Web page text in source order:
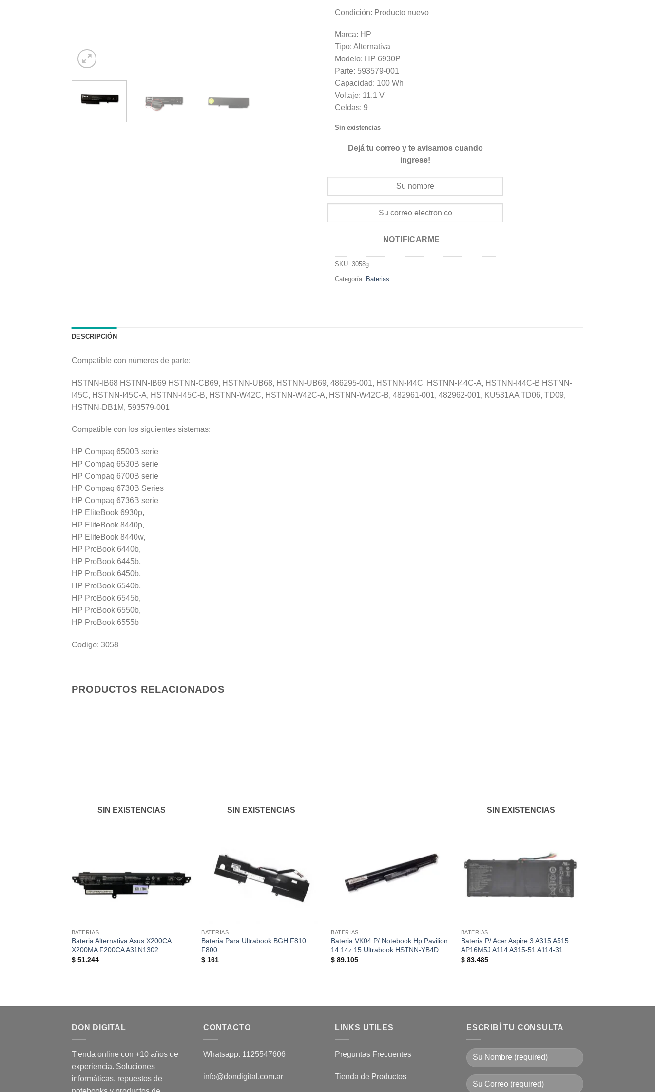
Condición: Producto nuevo
Marca: HP
Tipo: Alternativa
Modelo: HP 6930P
Parte: 593579-001
Capacidad: 100 Wh
Voltaje: 11.1 V
Celdas: 9
Sin existencias
Dejá tu correo y te avisamos cuando
ingrese!
NOTIFICARME
SKU: 3058g
Categoría: Baterias
DESCRIPCIÓN
Compatible con números de parte:
HSTNN-IB68 HSTNN-IB69 HSTNN-CB69, HSTNN-UB68, HSTNN-UB69, 486295-001, HSTNN-I44C, HSTNN-I44C-A, HSTNN-I44C-B HSTNN-
I45C, HSTNN-I45C-A, HSTNN-I45C-B, HSTNN-W42C, HSTNN-W42C-A, HSTNN-W42C-B, 482961-001, 482962-001, KU531AA TD06, TD09,
HSTNN-DB1M, 593579-001
Compatible con los siguientes sistemas:
HP Compaq 6500B serie
HP Compaq 6530B serie
HP Compaq 6700B serie
HP Compaq 6730B Series
HP Compaq 6736B serie
HP EliteBook 6930p,
HP EliteBook 8440p,
HP EliteBook 8440w,
HP ProBook 6440b,
HP ProBook 6445b,
HP ProBook 6450b,
HP ProBook 6540b,
HP ProBook 6545b,
HP ProBook 6550b,
HP ProBook 6555b
Codigo: 3058
PRODUCTOS RELACIONADOS
SIN EXISTENCIAS
BATERIAS
Bateria Alternativa Asus X200CA
X200MA F200CA A31N1302
$51.244
SIN EXISTENCIAS
BATERIAS
Bateria Para Ultrabook BGH F810
F800
$ 161
BATERIAS
Bateria VK04 P/ Notebook Hp Pavilion
14 14z 15 Ultrabook HSTNN-YB4D
$ 89.105
SIN EXISTENCIAS
BATERIAS
Bateria P/ Acer Aspire 3 A315 A515
AP16M5J A114 A315-51 A114-31
$83.485
DON DIGITAL
Tienda online con +10 años de
experiencia. Soluciones
informáticas, repuestos de
CONTACTO
Whatsapp: 1125547606
info@dondigital.com.ar
LINKS UTILES
Preguntas Frecuentes
Tienda de Productos
ESCRIBÍ TU CONSULTA